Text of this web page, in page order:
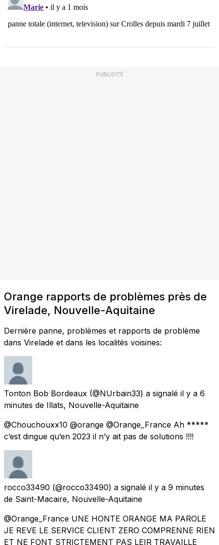
PUBLICITÉ
Orange rapports de problèmes près de
Virelade, Nouvelle-Aquitaine
Dernière panne, problèmes et rapports de problème
dans Virelade et dans les localités voisines:
Tonton Bob Bordeaux (@NUrbain33) a signalé il y a 6
minutes de Illats, Nouvelle-Aquitaine
@Chouchouxx10 @orange @Orange_France Ah *****
c’est dingue qu’en 2023 il n’y ait pas de solutions !!!!
rocco33490 (@rocco33490) a signalé il y a 9 minutes
de Saint-Macaire, Nouvelle-Aquitaine
@Orange_France UNE HONTE ORANGE MA PAROLE
JE REVE LE SERVICE CLIENT ZERO COMPRENNE RIEN
ET NE FONT STRICTEMENT PAS LEIR TRAVAILLE